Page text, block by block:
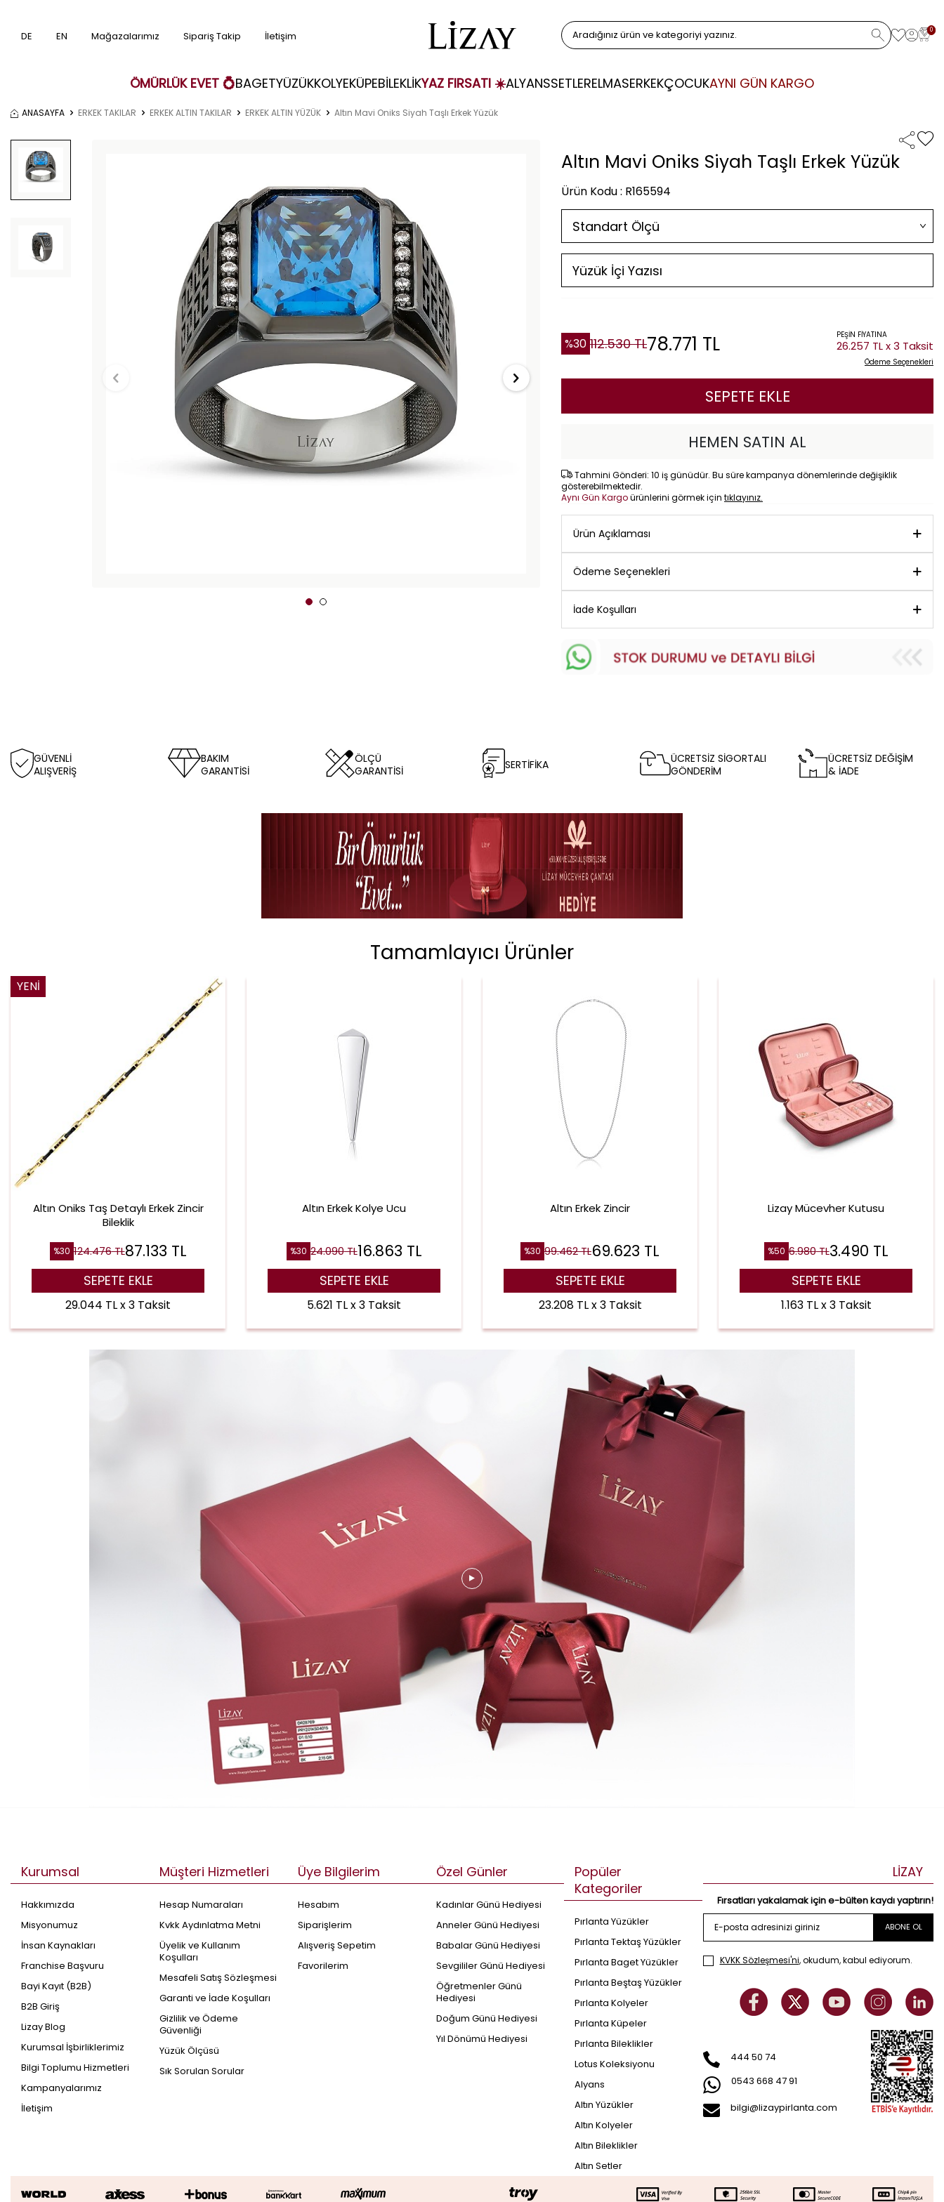
DE EN Mağazalarımız Sipariş Takip İletişim 0
ÖMÜRLÜK EVET 💍BAGETYÜZÜKKOLYEKÜPEBİLEKLİKYAZ FIRSATI ☀️ALYANSSETLERELMASERKEKÇOCUKAYNI GÜN KARGO
ANASAYFA ERKEK TAKILAR ERKEK ALTIN TAKILAR ERKEK ALTIN YÜZÜK Altın Mavi Oniks Siyah Taşlı Erkek Yüzük
Altın Mavi Oniks Siyah Taşlı Erkek Yüzük
Ürün Kodu : R165594
%30 112.530TL78.771 TL PEŞİN FİYATINA
26.257 TL x 3 Taksit
Ödeme Seçenekleri
SEPETE EKLE
HEMEN SATIN AL
Tahmini Gönderi: 10 iş günüdür. Bu süre kampanya dönemlerinde değişiklik
gösterebilmektedir.
Aynı Gün Kargoürünlerini görmek için tıklayınız.
Ürün Açıklaması
Ödeme Seçenekleri
İade Koşulları
GÜVENLİ
ALIŞVERİŞ
BAKIM
GARANTİSİ
ÖLÇÜ
GARANTİSİ
SERTİFİKA
ÜCRETSİZ SİGORTALI
GÖNDERİM
ÜCRETSİZ DEĞİŞİM
& İADE
Tamamlayıcı Ürünler
YENI
Altın Oniks Taş Detaylı Erkek Zincir
Bileklik
%30 124.476TL87.133 TL
SEPETE EKLE
29.044 TL x 3 Taksit
Altın Erkek Kolye Ucu
%30 24.090TL16.863 TL
SEPETE EKLE
5.621 TL x 3 Taksit
Altın Erkek Zincir
%30 99.462TL69.623 TL
SEPETE EKLE
23.208 TL x 3 Taksit
Lizay Mücevher Kutusu
%50 6.980TL3.490 TL
SEPETE EKLE
1.163 TL x 3 Taksit
Kurumsal
Hakkımızda
Misyonumuz
İnsan Kaynakları
Franchise Başvuru
Bayi Kayıt (B2B)
B2B Giriş
Lizay Blog
Kurumsal İşbirliklerimiz
Bilgi Toplumu Hizmetleri
Kampanyalarımız
İletişim
Müşteri Hizmetleri
Hesap Numaraları
Kvkk Aydınlatma Metni
Üyelik ve Kullanım
Koşulları
Mesafeli Satış Sözleşmesi
Garanti ve İade Koşulları
Gizlilik ve Ödeme
Güvenliği
Yüzük Ölçüsü
Sık Sorulan Sorular
Üye Bilgilerim
Hesabım
Siparişlerim
Alışveriş Sepetim
Favorilerim
Özel Günler
Kadınlar Günü Hediyesi
Anneler Günü Hediyesi
Babalar Günü Hediyesi
Sevgililer Günü Hediyesi
Öğretmenler Günü
Hediyesi
Doğum Günü Hediyesi
Yıl Dönümü Hediyesi
Popüler
Kategoriler
Pırlanta Yüzükler
Pırlanta Tektaş Yüzükler
Pırlanta Baget Yüzükler
Pırlanta Beştaş Yüzükler
Pırlanta Kolyeler
Pırlanta Küpeler
Pırlanta Bileklikler
Lotus Koleksiyonu
Alyans
Altın Yüzükler
Altın Kolyeler
Altın Bileklikler
Altın Setler
LİZAY
Fırsatları yakalamak için e-bülten kaydı yaptırın!
ABONE OL
KVKK Sözleşmesi'ni, okudum, kabul ediyorum.
444 50 74
0543 668 47 91
bilgi@lizaypirlanta.com